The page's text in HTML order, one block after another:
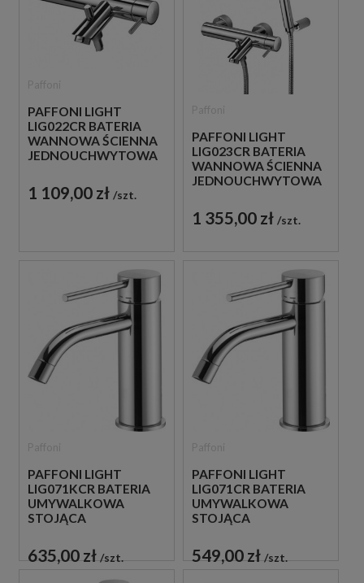
PAFFONI LIGHT
LIG022CR BATERIA
WANNOWA ŚCIENNA
JEDNOUCHWYTOWA
1 109,00 zł szt.
PAFFONI LIGHT
LIG023CR BATERIA
WANNOWA ŚCIENNA
JEDNOUCHWYTOWA
1 355,00 zł szt.
PAFFONI LIGHT
LIG071KCR BATERIA
UMYWALKOWA
STOJĄCA
CHROM
635,00 zł szt.
PAFFONI LIGHT
LIG071CR BATERIA
UMYWALKOWA
STOJĄCA
CHROM
549,00 zł szt.